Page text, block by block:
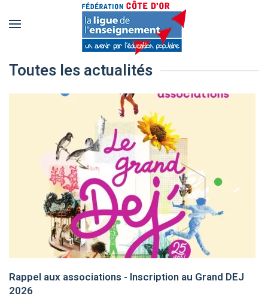
contenu
principal
Toutes les actualités
Rappel aux associations - Inscription au Grand DEJ
2026